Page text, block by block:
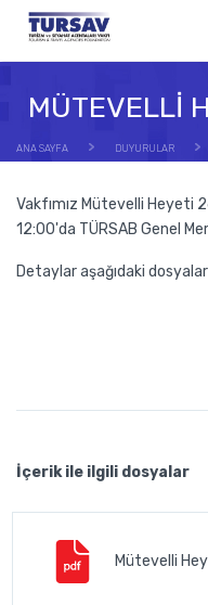
MÜTEVELLİ
ANA SAYFA DUYURULAR
Vakfımız Mütevelli Heyeti
12:00'da TÜRSAB Genel
Detaylar aşağıdaki
İçerik ile ilgili dosyalar
Mütevelli